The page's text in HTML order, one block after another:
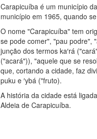
Carapicuíba é um município
município em 1965, quando
O nome "Carapicuíba" tem
se pode comer", "pau podre",
junção dos termos ka′rá
("acará")), "aquele que se
que, cortando a cidade, faz
puku e ′ybá ("fruto).
A história da cidade está
Aldeia de Carapicuíba.